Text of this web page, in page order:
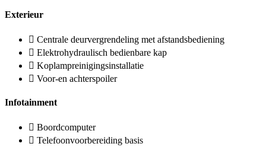
Exterieur
Centrale deurvergrendeling met afstandsbediening
Elektrohydraulisch bedienbare kap
Koplampreinigingsinstallatie
Voor-en achterspoiler
Infotainment
Boordcomputer
Telefoonvoorbereiding basis